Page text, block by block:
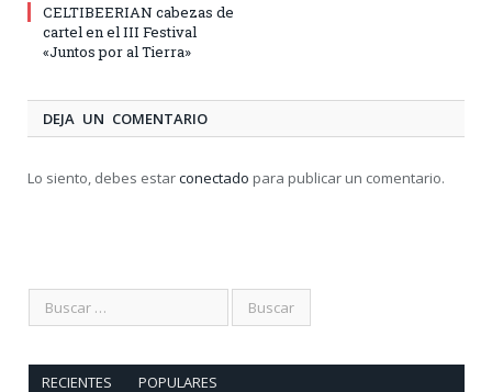
CELTIBEERIAN cabezas de
cartel en el III Festival
«Juntos por al Tierra»
DEJA UN COMENTARIO
Lo siento, debes estarconectado para publicar un comentario.
RECIENTES POPULARES